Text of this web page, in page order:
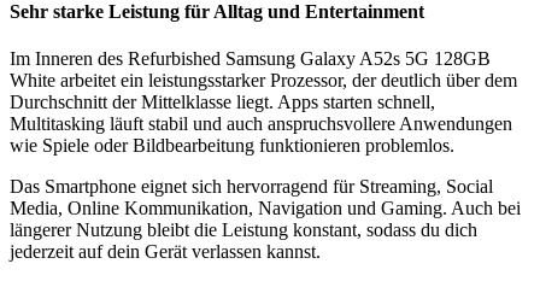
Sehr starke Leistung für Alltag und Entertainment
Im Inneren des Refurbished Samsung Galaxy A52s 5G 128GB
White arbeitet ein leistungsstarker Prozessor, der deutlich über dem
Durchschnitt der Mittelklasse liegt. Apps starten schnell,
Multitasking läuft stabil und auch anspruchsvollere Anwendungen
wie Spiele oder Bildbearbeitung funktionieren problemlos.
Das Smartphone eignet sich hervorragend für Streaming, Social
Media, Online Kommunikation, Navigation und Gaming. Auch bei
längerer Nutzung bleibt die Leistung konstant, sodass du dich
jederzeit auf dein Gerät verlassen kannst.